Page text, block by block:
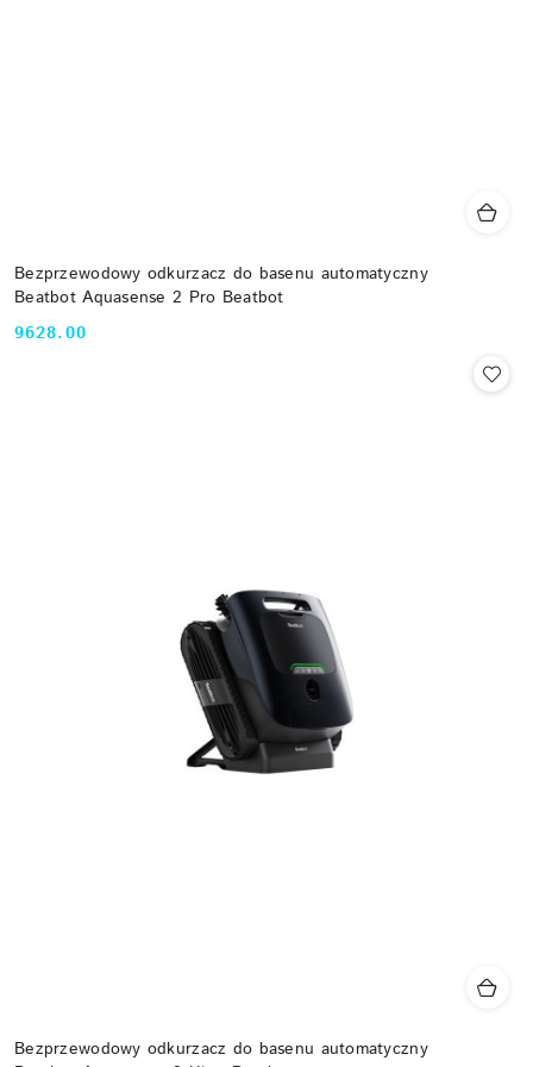
Bezprzewodowy odkurzacz do basenu automatyczny
Beatbot Aquasense 2 Pro Beatbot
Cena:
9628.00
Bezprzewodowy odkurzacz do basenu automatyczny